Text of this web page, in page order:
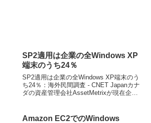
SP2適用は企業の全Windows XP
端末のうち24％
SP2適用は企業の全Windows XP端末のう
ち24％：海外民間調査 - CNET Japanカナ
ダの資産管理会社AssetMetrixが現在企業
Windows X...
Amazon EC2でのWindows